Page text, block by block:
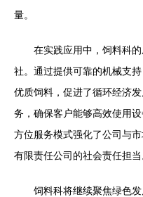
量。
在实践应用中，饲料科
社。通过提供可靠的机械支
优质饲料，促进了循环经济
务，确保客户能够高效使用
方位服务模式强化了公司与
有限责任公司的社会责任担当
饲料科将继续聚焦绿色